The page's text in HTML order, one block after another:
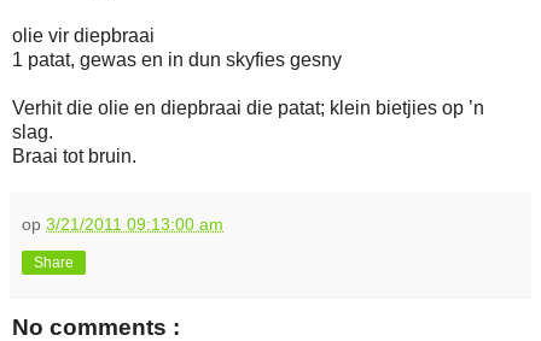
olie vir diepbraai
1 patat, gewas en in dun skyfies gesny
Verhit die olie en diepbraai die patat; klein bietjies op ’n
slag.
Braai tot bruin.
op 3/21/2011 09:13:00 am
Share
No comments :